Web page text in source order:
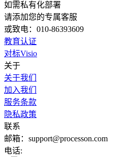
如需私有化部署
请添加您的专属客服
或致电：010-86393609
教育认证
对标Visio
关于
关于我们
加入我们
服务条款
隐私政策
联系
邮箱：support@processon.com
电话: